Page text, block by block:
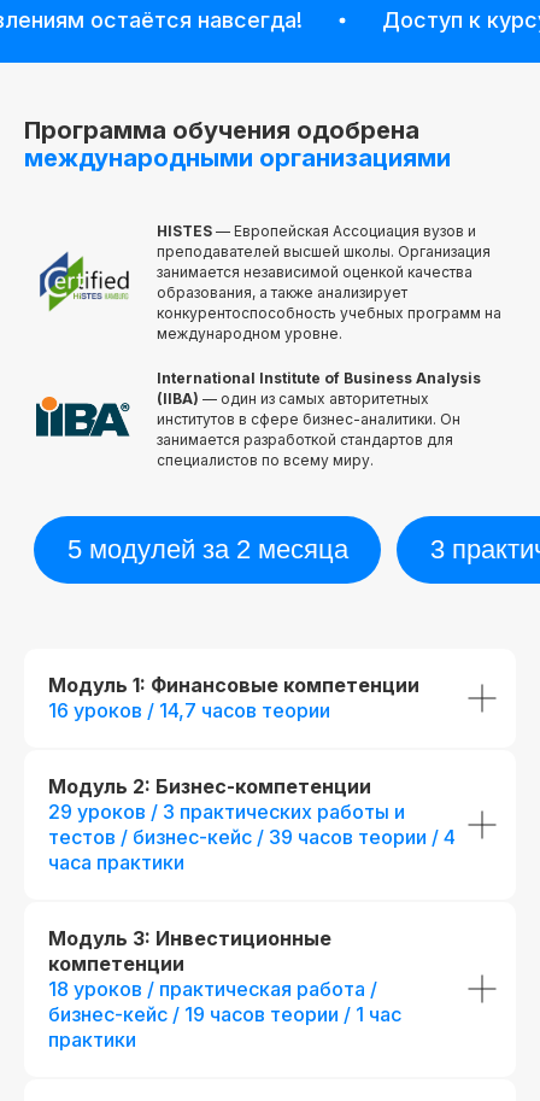
остаётся навсегда! Доступ к курсу и
Программа обучения одобрена
международными организациями
HISTES — Европейская Ассоциация вузов и
преподавателей высшей школы. Организация
занимается независимой оценкой качества
образования, а также анализирует
конкурентоспособность учебных программ на
международном уровне.
International Institute of Business Analysis
(IIBA) — один из самых авторитетных
институтов в сфере бизнес-аналитики. Он
занимается разработкой стандартов для
специалистов по всему миру.
Модуль 1: Финансовые компетенции
16 уроков / 14,7 часов теории
Модуль 2: Бизнес-компетенции
29 уроков / 3 практических работы и
тестов / бизнес-кейс / 39 часов теории / 4
часа практики
Модуль 3: Инвестиционные
компетенции
18 уроков / практическая работа /
бизнес-кейс / 19 часов теории / 1 час
практики
Получить программу
ко всему курсу